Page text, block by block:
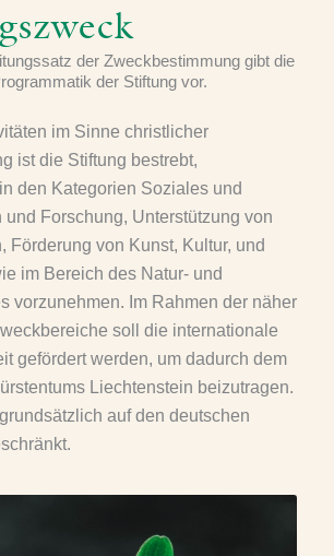
der Zweckbestimmung gibt die
der Stiftung vor.
im Sinne christlicher
ist die Stiftung bestrebt,
den Kategorien Soziales und
und Forschung, Unterstützung von
Förderung von Kunst, Kultur, und
im Bereich des Natur- und
vorzunehmen. Im Rahmen der näher
soll die internationale
gefördert werden, um dadurch dem
Liechtenstein beizutragen.
auf den deutschen